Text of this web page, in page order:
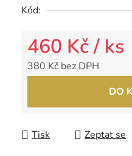
Kód:
460 Kč/ ks
380 Kč bez DPH
DO
Tisk Zeptat se